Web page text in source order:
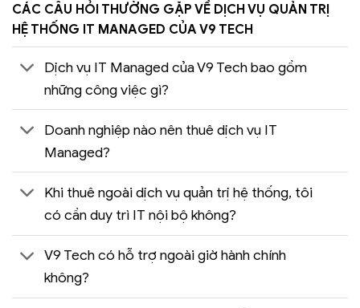
CÁC CÂU HỎI THƯỜNG GẶP VỀ DỊCH VỤ QUẢN TRỊ
HỆ THỐNG IT MANAGED CỦA V9 TECH
Dịch vụ IT Managed của V9 Tech bao gồm
những công việc gì?
Doanh nghiệp nào nên thuê dịch vụ IT
Managed?
Khi thuê ngoài dịch vụ quản trị hệ thống, tôi
có cần duy trì IT nội bộ không?
V9 Tech có hỗ trợ ngoài giờ hành chính
không?